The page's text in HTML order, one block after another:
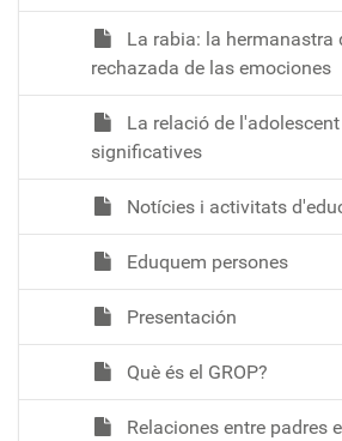
La rabia: la hermanastra
rechazada de las emociones
La relació de
significatives
Notícies i activitats
Eduquem persones
Presentación
Què és el GROP?
Relaciones entre padres